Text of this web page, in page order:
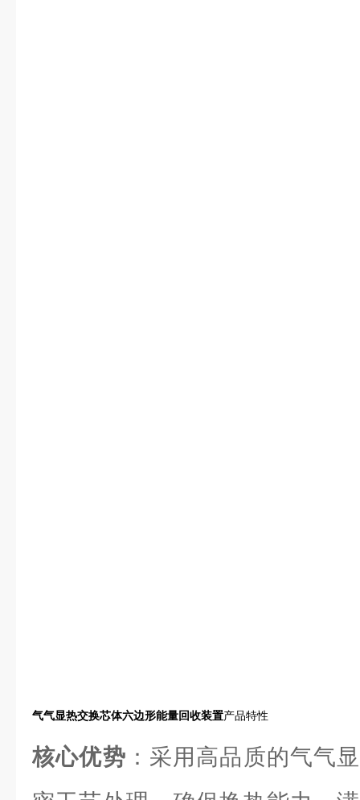
气气显热交换芯体六边形能量回收装置产品特性
核心优势 ：采用高品质的气气